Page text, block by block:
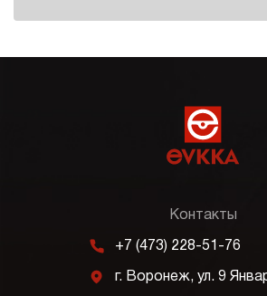
Контакты
m +7 (473) 228-51-76
j г. Воронеж, ул. 9